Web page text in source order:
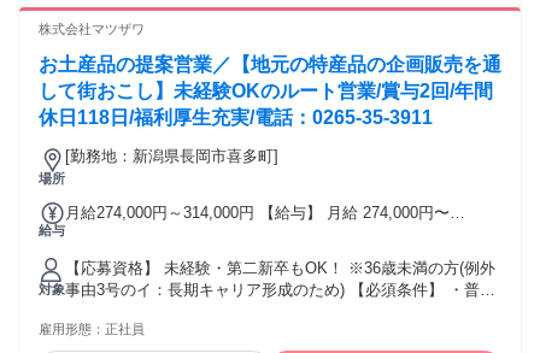
長職）700万円（主任職）650万円
様の喜びを自分の喜びにできる方
株式会社マツザワ
お土産品の提案営業／【地元の特産品の企画販売を通
して街おこし】未経験OKのルート営業/賞与2回/年間
休日118日/福利厚生充実/電話：0265-35-3911
場所
[勤務地：新潟県長岡市喜多町]
給与
月給274,000円～314,000円 【給与】 月給 274,000円〜
給232,000円～272,000円 固定残業代：あり（給与形態と同じ
単位で支給） 1ヶ月あたり42,000円（固定残業時間：1ヶ月あ
たり25時間） 固定残業時間を超えた勤務時間については別途
残業代を支給する ★昇給年1回(4月) ★賞与年2回(6月・12
対象
【応募資格】 未経験・第二新卒もOK！ ※36歳未満の方(例外
事由3号のイ：長期キャリア形成のため) 【必須条件】 ・普通
未経験から営業に挑戦したい ・人を笑顔にする仕事がしたい
雇用形態： 正社員